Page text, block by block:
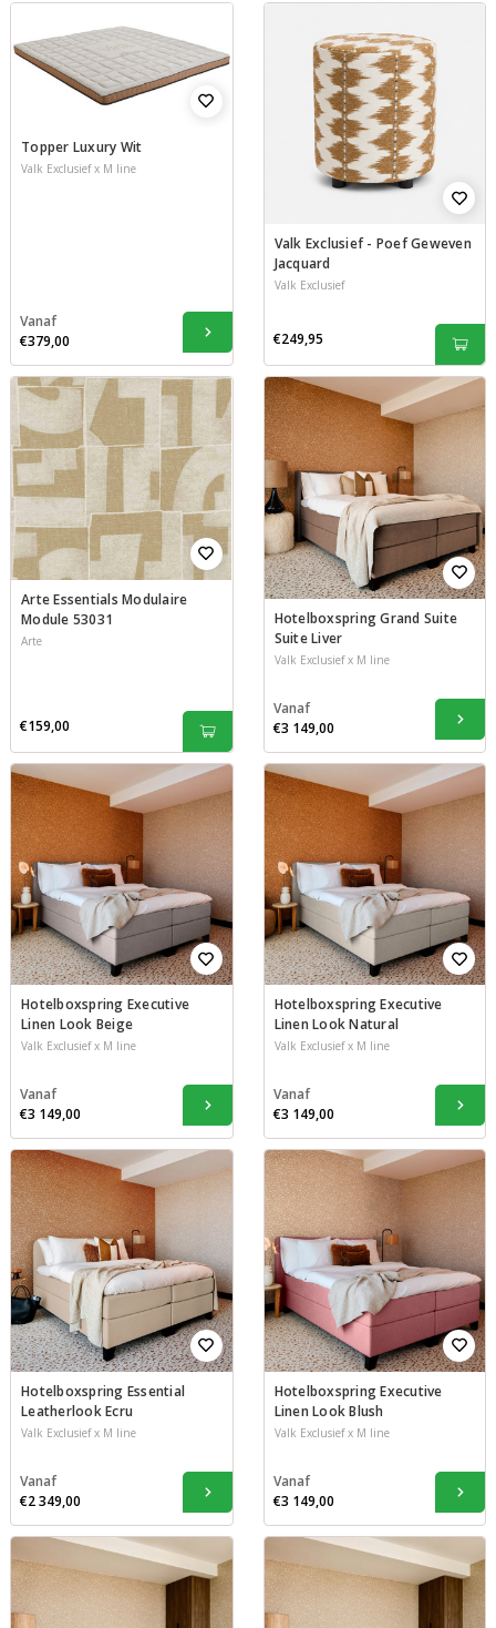
Topper Luxury Wit
Valk Exclusief x M line
Vanaf
€379,00
Valk Exclusief - Poef Geweven
Jacquard
Valk Exclusief
€249,95
Arte Essentials Modulaire
Module 53031
Arte
€159,00
Hotelboxspring Grand Suite
Suite Liver
Valk Exclusief x M line
Vanaf
€3 149,00
Hotelboxspring Executive
Linen Look Beige
Valk Exclusief x M line
Vanaf
€3 149,00
Hotelboxspring Executive
Linen Look Natural
Valk Exclusief x M line
Vanaf
€3 149,00
Hotelboxspring Essential
Leatherlook Ecru
Valk Exclusief x M line
Vanaf
€2 349,00
Hotelboxspring Executive
Linen Look Blush
Valk Exclusief x M line
Vanaf
€3 149,00